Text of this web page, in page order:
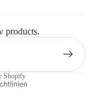
products.
Shopify